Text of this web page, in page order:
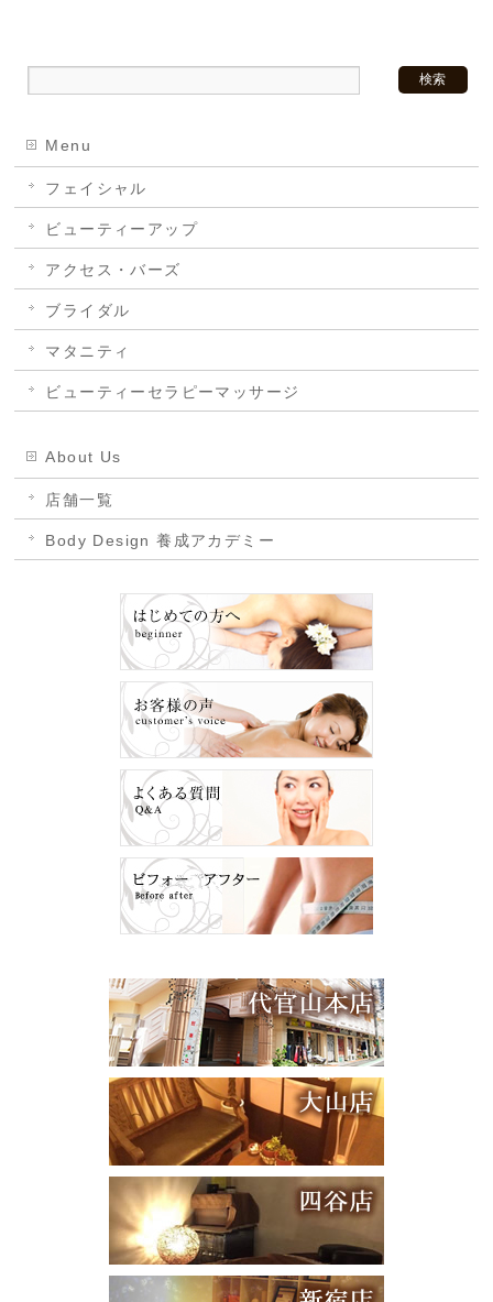
Menu
フェイシャル
ビューティーアップ
アクセス・バーズ
ブライダル
マタニティ
ビューティーセラピーマッサージ
About Us
店舗一覧
Body Design 養成アカデミー